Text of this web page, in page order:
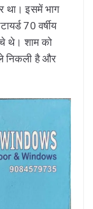
था। इसमें भाग
70 वर्षीय
थे। शाम को
निकली है और